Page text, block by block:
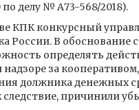
делу № А73-568/2018).
КПК конкурсный
России. В обоснование
определять
за
должника денежных
причинили